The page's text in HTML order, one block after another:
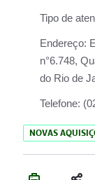
Tipo de
Endereço:
n°6.748,
do Rio de
Telefone:
NOVAS